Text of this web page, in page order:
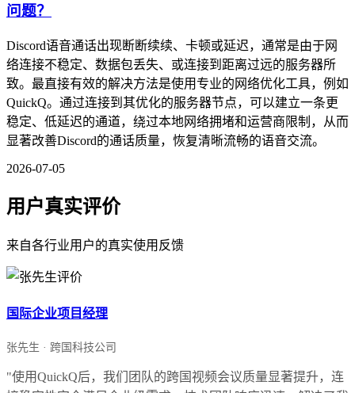
问题？
Discord语音通话出现断断续续、卡顿或延迟，通常是由于网
络连接不稳定、数据包丢失、或连接到距离过远的服务器所
致。最直接有效的解决方法是使用专业的网络优化工具，例如
QuickQ。通过连接到其优化的服务器节点，可以建立一条更
稳定、低延迟的通道，绕过本地网络拥堵和运营商限制，从而
显著改善Discord的通话质量，恢复清晰流畅的语音交流。
2026-07-05
用户真实评价
来自各行业用户的真实使用反馈
国际企业项目经理
张先生 · 跨国科技公司
"使用QuickQ后，我们团队的跨国视频会议质量显著提升，连